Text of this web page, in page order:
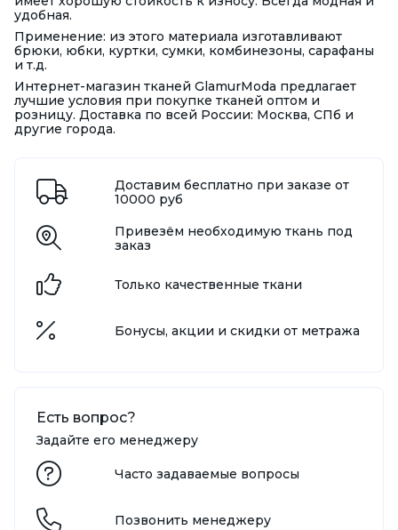
удобная.
Применение: из этого материала изготавливают
брюки, юбки, куртки, сумки, комбинезоны, сарафаны
и т.д.
Интернет-магазин тканей GlamurModa предлагает
лучшие условия при покупке тканей оптом и
розницу. Доставка по всей России: Москва, СПб и
другие города.
Доставим бесплатно при заказе от
10000 руб
Привезём необходимую ткань под
заказ
Только качественные ткани
Бонусы, акции и скидки от метража
Есть вопрос?
Задайте его менеджеру
Часто задаваемые вопросы
Позвонить менеджеру